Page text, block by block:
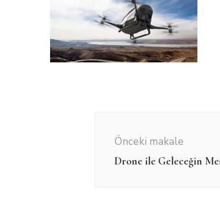
dolaşımı
Önceki makale
Drone ile Geleceğin